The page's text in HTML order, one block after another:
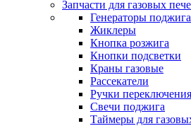
Запчасти для газовых
Генераторы поджига
Жиклеры
Кнопка розжига
Кнопки подсветки
Краны газовые
Рассекатели
Ручки
Свечи поджига
Таймеры для